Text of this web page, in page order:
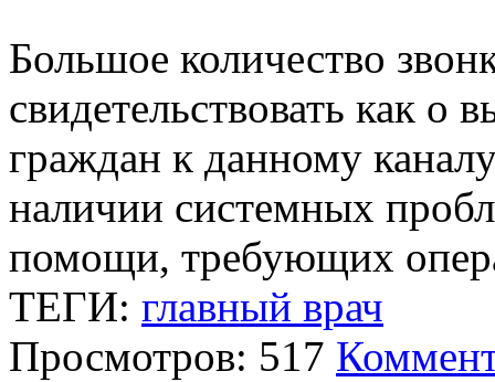
Большое количество
свидетельствовать как о
граждан к данному
наличии системных
помощи, требующих
ТЕГИ: главный врач
Просмотров: 517